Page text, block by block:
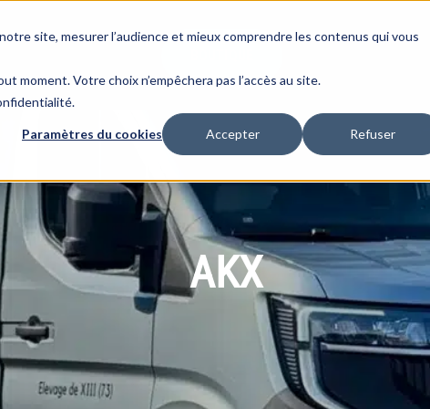
site, mesurer l’audience et mieux comprendre les contenus qui vous
moment. Votre choix n’empêchera pas l’accès au site.
Paramètres du cookies Accepter Refuser
AKX